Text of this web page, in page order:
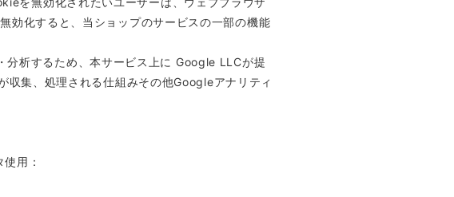
効化すると、当ショップのサービスの一部の機能
分析するため、本サービス上に Google LLCが提
集、処理される仕組みその他Googleアナリティ
用：